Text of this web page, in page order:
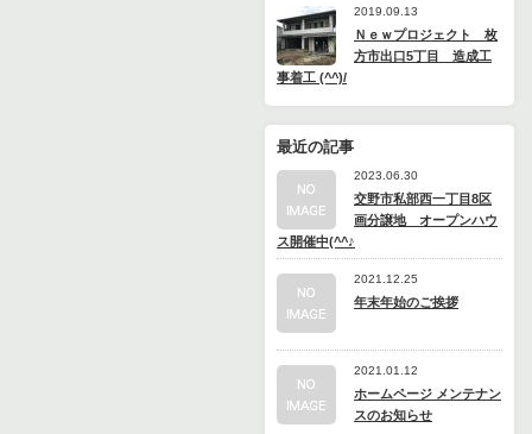
2019.09.13
Ｎｅｗプロジェクト 枚
方市出口5丁目 造成工
事着工 (^^)/
最近の記事
2023.06.30
交野市私部西一丁目8区
画分譲地 オープンハウ
ス開催中(^^♪
2021.12.25
年末年始のご挨拶
2021.01.12
ホームページ メンテナン
スのお知らせ